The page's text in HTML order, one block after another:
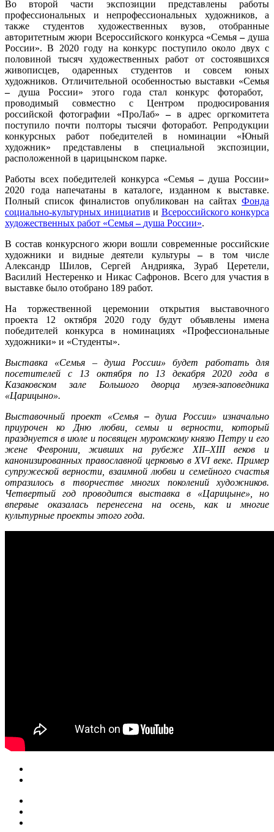
Во второй части экспозиции представлены работы
профессиональных и непрофессиональных художников, а
также студентов художественных вузов, отобранные
авторитетным жюри Всероссийского конкурса «Семья – душа
России». В 2020 году на конкурс поступило около двух с
половиной тысяч художественных работ от состоявшихся
живописцев, одаренных студентов и совсем юных
художников. Отличительной особенностью выставки «Семья
– душа России» этого года стал конкурс фоторабот,
проводимый совместно с Центром продюсирования
российской фотографии «ПроЛаб» –в адрес оргкомитета
поступило почти полторы тысячи фоторабот. Репродукции
конкурсных работ победителей в номинации «Юный
художник» представлены в специальной экспозиции,
расположенной в царицынском парке.
Работы всех победителей конкурса «Семья – душа России»
2020 года напечатаны в каталоге, изданном к выставке.
Полный список финалистов опубликован на сайтах Фонда
социально-культурных инициатив и Всероссийского конкурса
художественных работ «Семья– душа России».
В состав конкурсного жюри вошли современные российские
художники и видные деятели культуры–в том числе
Александр Шилов, Сергей Андрияка, Зураб Церетели,
Василий Нестеренко и Никас Сафронов. Всего для участия в
выставке было отобрано 189 работ.
На торжественной церемонии открытия выставочного
проекта 12 октября 2020 году будут объявлены имена
победителей конкурса в номинациях «Профессиональные
художники» и «Студенты».
Выставка «Семья – душа России» будет работать для
посетителей с 13 октября по 13 декабря 2020 года в
Казаковском зале Большого дворца музея-заповедника
«Царицыно».
Выставочный проект «Семья – душа России» изначально
приурочен ко Дню любви, семьи и верности, который
празднуется в июле и посвящен муромскому князю Петру и его
жене Февронии, живших на рубеже XII–XIII веков и
канонизированных православной церковью в XVI веке. Пример
супружеской верности, взаимной любви и семейного счастья
отразилось в творчестве многих поколений художников.
Четвертый год проводится выставка в «Царицыне», но
впервые оказалась перенесена на осень, как и многие
культурные проекты этого года.